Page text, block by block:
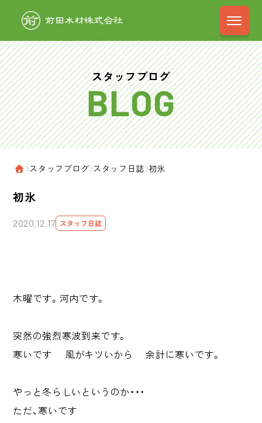
前田木材株式
スタッフブログ
ホーム
›スタッフブログ›スタッフ日誌›初氷
初氷
2020.12.17 スタッフ日誌
木曜です。河内です。
突然の強烈寒波到来です。
寒いです
風がキツいから 余計に寒いです。
やっと冬らしいというのか・・・
ただ、寒いです